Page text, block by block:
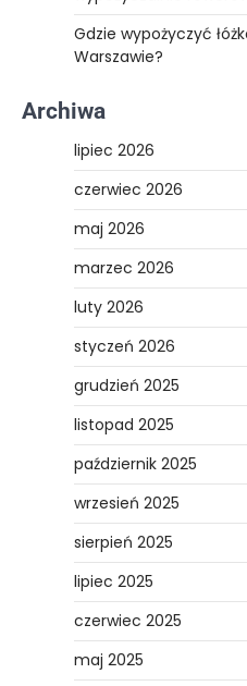
Gdzie wypożyczyć
Warszawie?
Archiwa
lipiec 2026
czerwiec 2026
maj 2026
marzec 2026
luty 2026
styczeń 2026
grudzień 2025
listopad 2025
październik 2025
wrzesień 2025
sierpień 2025
lipiec 2025
czerwiec 2025
maj 2025